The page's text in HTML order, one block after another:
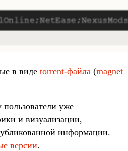
в виде torrent-файла (magnet
уже
и визуализации,
информации.
версии.